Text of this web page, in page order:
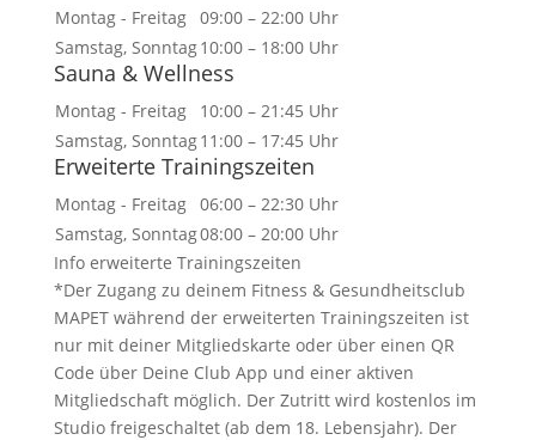
Montag - Freitag 09:00 – 22:00 Uhr
Samstag, Sonntag10:00 – 18:00 Uhr
Sauna & Wellness
Montag - Freitag
10:00 – 21:45 Uhr
Samstag, Sonntag11:00 – 17:45 Uhr
Erweiterte Trainingszeiten
Montag - Freitag 06:00 – 22:30 Uhr
Samstag, Sonntag08:00 – 20:00 Uhr
Info erweiterte Trainingszeiten
*Der Zugang zu deinem Fitness & Gesundheitsclub
MAPET während der erweiterten Trainingszeiten ist
nur mit deiner Mitgliedskarte oder über einen QR
Code über Deine Club App und einer aktiven
Mitgliedschaft möglich. Der Zutritt wird kostenlos im
Studio freigeschaltet (ab dem 18. Lebensjahr). Der